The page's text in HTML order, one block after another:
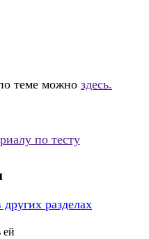
теме можно здесь.
по тесту
разделах
ей